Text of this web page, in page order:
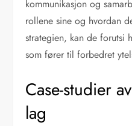
kommunikasjon og
rollene sine og hvordan
strategien, kan de forutsi
som fører til forbedret
Case-studier
lag